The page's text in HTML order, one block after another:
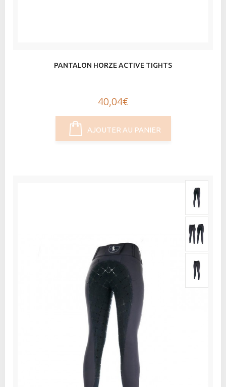
PANTALON HORZE ACTIVE TIGHTS
40,04€
AJOUTER AU PANIER